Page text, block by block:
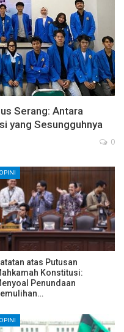
Serang: Antara
yang Sesungguhnya
0
OPINI
atas Putusan
Konstitusi:
Penundaan
OPINI